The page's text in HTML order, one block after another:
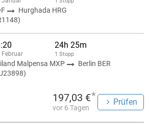
Hurghada HRG
Februar
24h 25m
1 Stopp
Malpensa MXP
Berlin BER
197,03 €*
vor 6 Tagen
Prüfen